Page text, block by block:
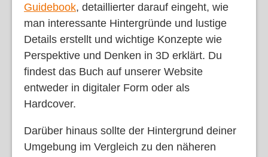
Guidebook, detaillierter darauf eingeht, wie
man interessante Hintergründe und lustige
Details erstellt und wichtige Konzepte wie
Perspektive und Denken in 3D erklärt. Du
findest das Buch auf unserer Website
entweder in digitaler Form oder als
Hardcover.
Darüber hinaus sollte der Hintergrund deiner
Umgebung im Vergleich zu den näheren